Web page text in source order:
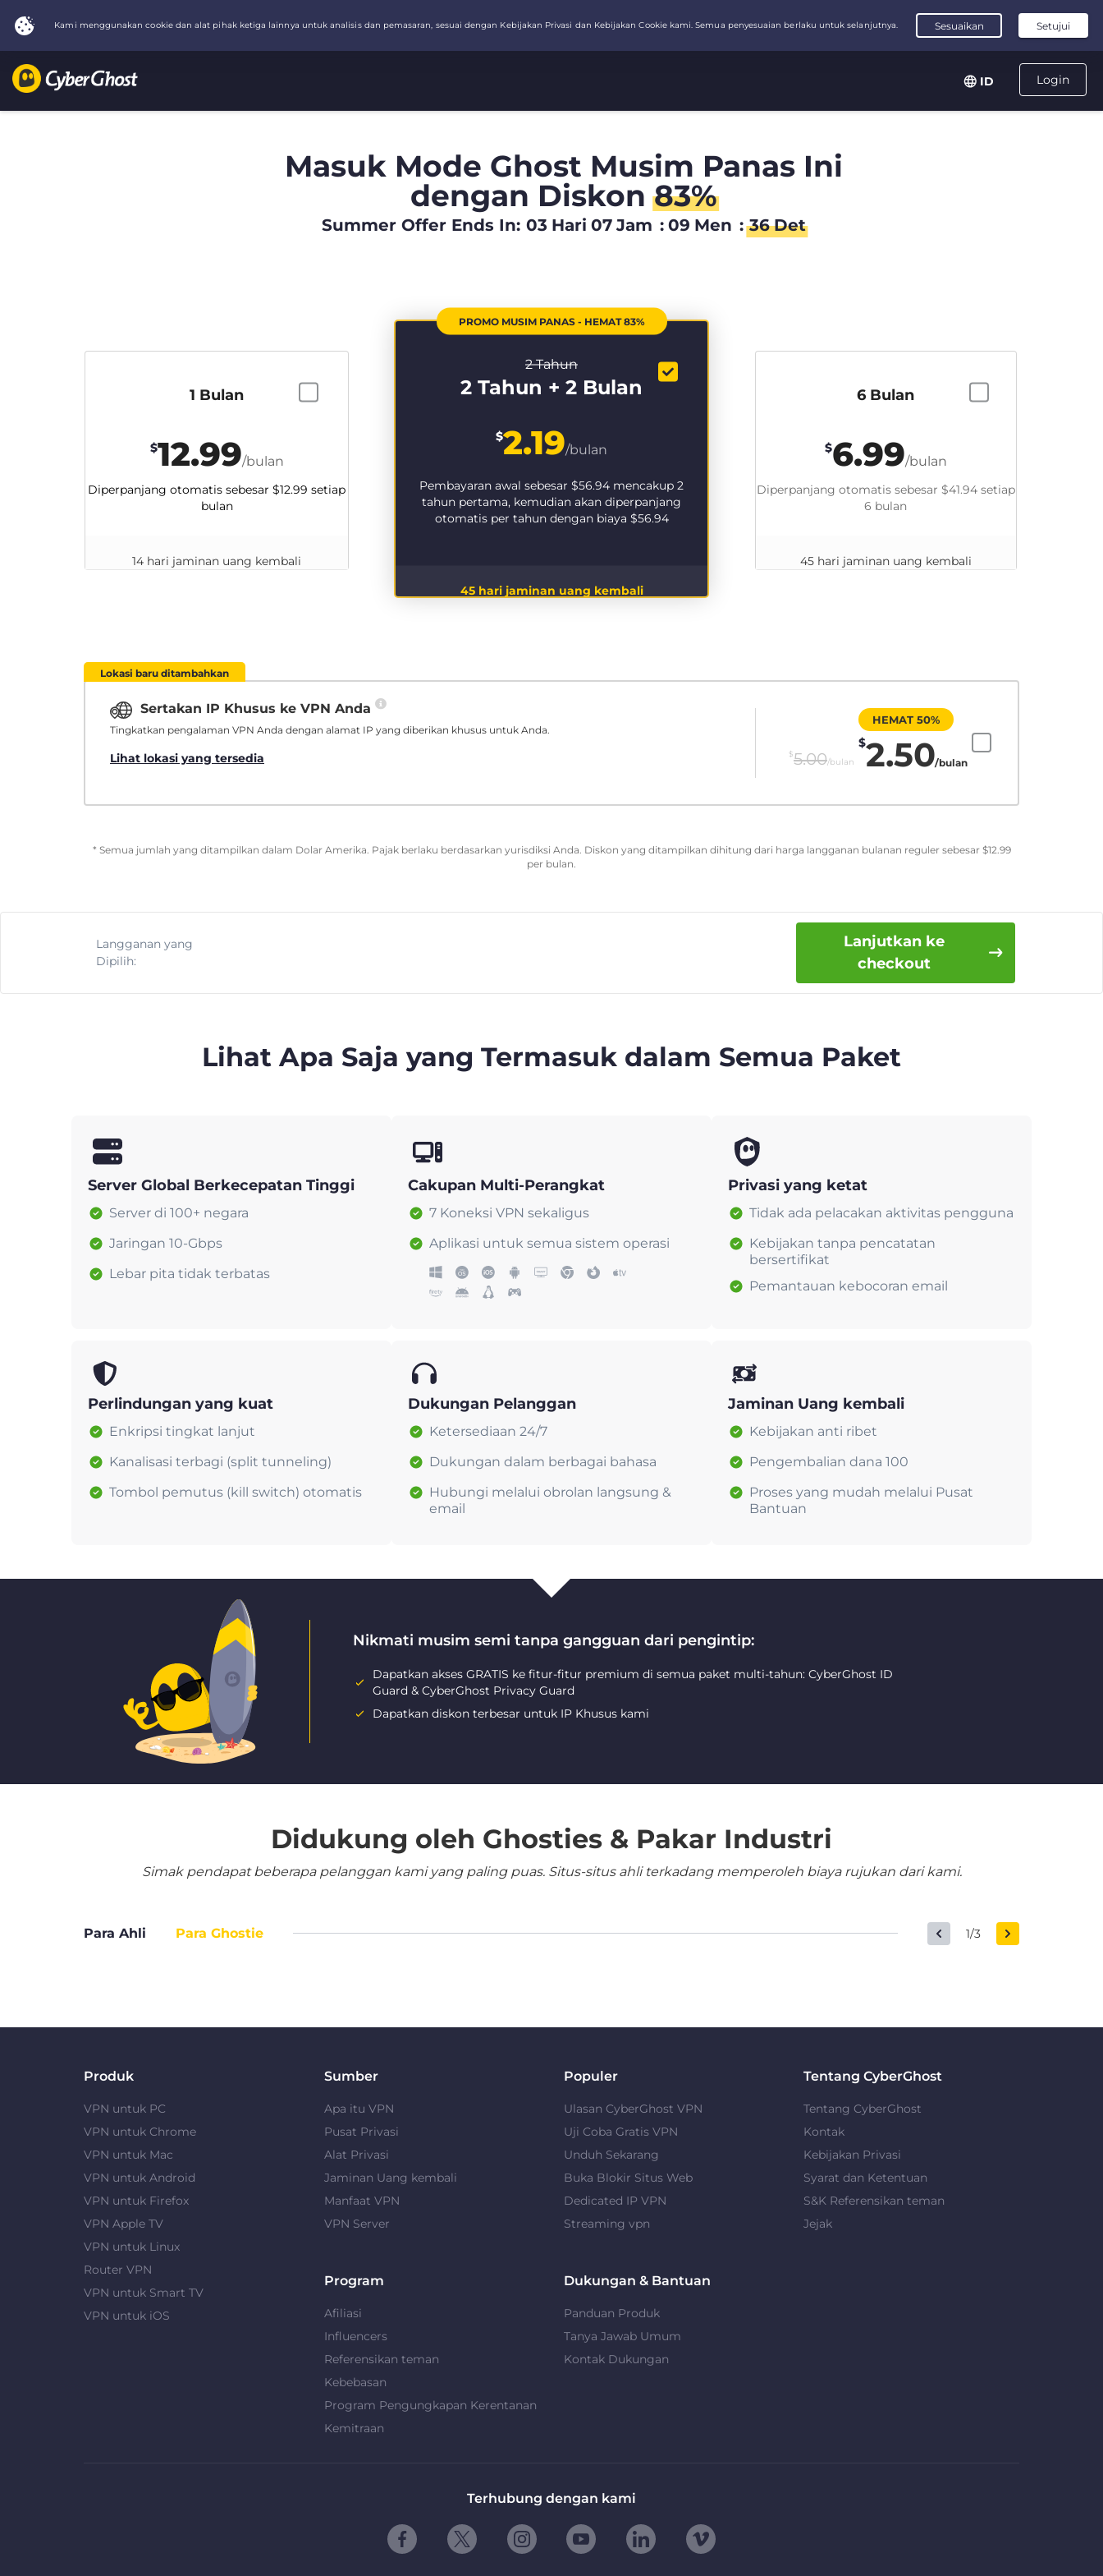
Login
ID
Masuk Mode Ghost Musim Panas Ini
dengan Diskon83%
Summer Offer Ends In: 03 Hari 07 Jam : 09 Men : 35 Det
PROMO MUSIM PANAS - HEMAT 83%
2 Tahun
2 Tahun + 2 Bulan
$2.19/bulan
Pembayaran awal sebesar $56.94 mencakup 2
tahun pertama, kemudian akan diperpanjang
otomatis per tahun dengan biaya $56.94
45 hari jaminan uang kembali
6 Bulan
$6.99/bulan
Diperpanjang otomatis sebesar $41.94setiap
6 bulan
45 hari jaminan uang kembali
1 Bulan
$12.99/bulan
Diperpanjang otomatis sebesar $12.99 setiap
bulan
14 hari jaminan uang kembali
Lokasi baru ditambahkan
Sertakan IP Khusus ke VPN Anda
Tingkatkan pengalaman VPN Anda dengan alamat IP yang diberikan khusus untuk Anda.
Lihat lokasi yang tersedia $5.00/bulan
HEMAT 50%
$2.50/bulan
* Semua jumlah yang ditampilkan dalam Dolar Amerika. Pajak berlaku berdasarkan yurisdiksi Anda. Diskon yang ditampilkan dihitung dari harga langganan bulanan reguler sebesar $12.99
per bulan.
Langganan yang
Dipilih:
Lanjutkan ke
checkout
Lihat Apa Saja yang Termasuk dalam Semua Paket
Server Global Berkecepatan Tinggi
Server di 100+ negara
Jaringan 10-Gbps
Lebar pita tidak terbatas
Cakupan Multi-Perangkat
7 Koneksi VPN sekaligus
Aplikasi untuk semua sistem operasi
Privasi yang ketat
Tidak ada pelacakan aktivitas pengguna
Kebijakan tanpa pencatatan
bersertifikat
Pemantauan kebocoran email
Perlindungan yang kuat
Enkripsi tingkat lanjut
Kanalisasi terbagi (split tunneling)
Tombol pemutus (kill switch) otomatis
Dukungan Pelanggan
Ketersediaan 24/7
Dukungan dalam berbagai bahasa
Hubungi melalui obrolan langsung &
email
Jaminan Uang kembali
Kebijakan anti ribet
Pengembalian dana 100
Proses yang mudah melalui Pusat
Bantuan
Nikmati musim semi tanpa gangguan dari pengintip:
Dapatkan akses GRATIS ke fitur-fitur premium di semua paket multi-tahun: CyberGhost ID
Guard & CyberGhost Privacy Guard
Dapatkan diskon terbesar untuk IP Khusus kami
Didukung oleh Ghosties & Pakar Industri
Simak pendapat beberapa pelanggan kami yang paling puas. Situs-situs ahli terkadang memperoleh biaya rujukan dari kami.
Para Ahli Para Ghostie 1/3
Produk
VPN untuk PC
VPN untuk Chrome
VPN untuk Mac
VPN untuk Android
VPN untuk Firefox
VPN Apple TV
VPN untuk Linux
Router VPN
VPN untuk Smart TV
VPN untuk iOS
Sumber
Apa itu VPN
Pusat Privasi
Alat Privasi
Jaminan Uang kembali
Manfaat VPN
VPN Server
Populer
Ulasan CyberGhost VPN
Uji Coba Gratis VPN
Unduh Sekarang
Buka Blokir Situs Web
Dedicated IP VPN
Streaming vpn
Tentang CyberGhost
Tentang CyberGhost
Kontak
Kebijakan Privasi
Syarat dan Ketentuan
S&K Referensikan teman
Jejak
Program
Afiliasi
Influencers
Referensikan teman
Kebebasan
Program Pengungkapan Kerentanan
Kemitraan
Dukungan & Bantuan
Panduan Produk
Tanya Jawab Umum
Kontak Dukungan
Terhubung dengan kami